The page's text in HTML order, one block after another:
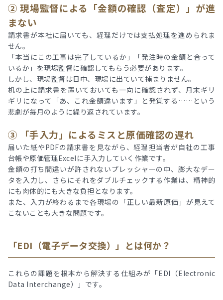
② 現場監督による「金額の確認（査定）」が進
まない
請求書が本社に届いても、経理だけでは支払処理を進められま
せん。
「本当にこの工事は完了しているか」「発注時の金額と合って
いるか」を現場監督に確認してもらう必要があります。
しかし、現場監督は日中、現場に出ていて捕まりません。
机の上に請求書を置いておいても一向に確認されず、月末ギリ
ギリになって「あ、これ金額違います」と発覚する……という
悲劇が毎月のように繰り返されています。
③ 「手入力」によるミスと原価確認の遅れ
届いた紙やPDFの請求書を見ながら、経理担当者が自社の工事
台帳や原価管理Excelに手入力していく作業です。
金額の打ち間違いが許されないプレッシャーの中、膨大なデー
タを入力し、さらにそれをダブルチェックする作業は、精神的
にも肉体的にも大きな負担となります。
また、入力が終わるまで各現場の「正しい最新原価」が見えて
こないことも大きな問題です。
「EDI（電子データ交換）」とは何か？
これらの課題を根本から解決する仕組みが「EDI（Electronic
Data Interchange）」です。